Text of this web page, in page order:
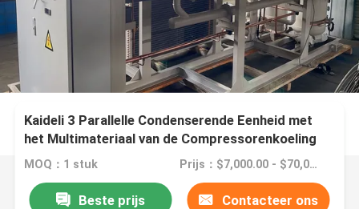
Kaideli 3 Parallelle Condenserende Eenheid met
het Multimateriaal van de Compressorenkoeling
MOQ：1 stuk Prijs：$7,000.00 - $70,000.00/sets
Beste prijs Contacteer ons